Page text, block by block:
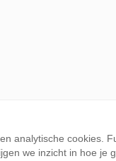
analytische cookies.
we inzicht in hoe je